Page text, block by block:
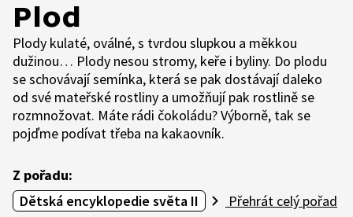
Plod
Plody kulaté, oválné, s tvrdou slupkou a měkkou
dužinou… Plody nesou stromy, keře i byliny. Do plodu
se schovávají semínka, která se pak dostávají daleko
od své mateřské rostliny a umožňují pak rostlině se
rozmnožovat. Máte rádi čokoládu? Výborně, tak se
pojďme podívat třeba na kakaovník.
Z pořadu:
Dětská encyklopedie světa II
Přehrát celý pořad